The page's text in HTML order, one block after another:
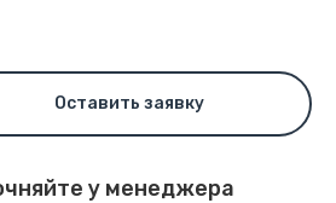
Оставить заявку
у менеджера